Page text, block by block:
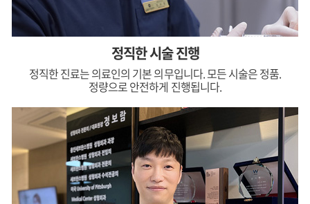
정직한 시술 진행
정직한 진료는 의료인의 기본 의무입니다. 모든 시술은 정품.
정량으로 안전하게 진행됩니다.